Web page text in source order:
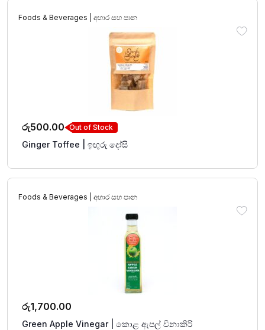
Foods & Beverages | අහාර සහ පාන
රු500.00 Out of Stock
Ginger Toffee | ඉඟුරු දෝසි
Foods & Beverages | අහාර සහ පාන
රු1,700.00
Green Apple Vinegar | කොළ ඇපල් විනාකිරි